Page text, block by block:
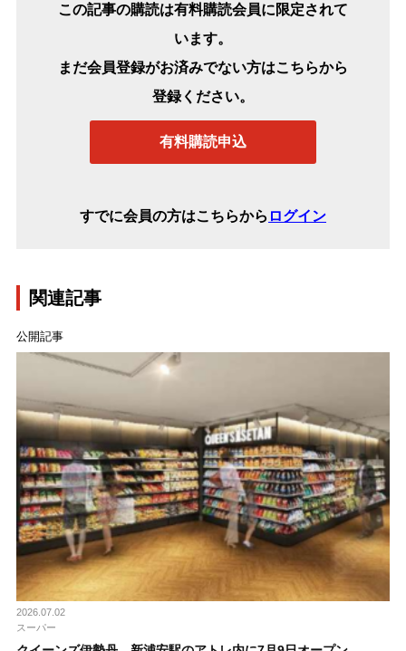
この記事の購読は有料購読会員に限定されて
います。
まだ会員登録がお済みでない方はこちらから
登録ください。
有料購読申込
すでに会員の方はこちらから ログイン
関連記事
公開記事
2026.07.02
スーパー